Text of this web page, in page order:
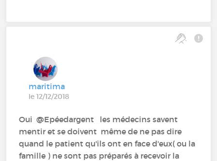
maritima
le 12/12/2018
Oui @Epéedargent‍ les médecins savent
mentir et se doivent même de ne pas dire
quand le patient qu'ils ont en face d'eux( ou la
famille ) ne sont pas préparés à recevoir la